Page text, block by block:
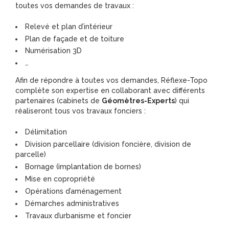
toutes vos demandes de travaux :
Relevé et plan d’intérieur
Plan de façade et de toiture
Numérisation 3D
…
Afin de répondre à toutes vos demandes, Réflexe-Topo
complète son expertise en collaborant avec différents
partenaires (cabinets de Géomètres-Experts) qui
réaliseront tous vos travaux fonciers :
Délimitation
Division parcellaire (division foncière, division de
parcelle)
Bornage (implantation de bornes)
Mise en copropriété
Opérations d’aménagement
Démarches administratives
Travaux d’urbanisme et foncier